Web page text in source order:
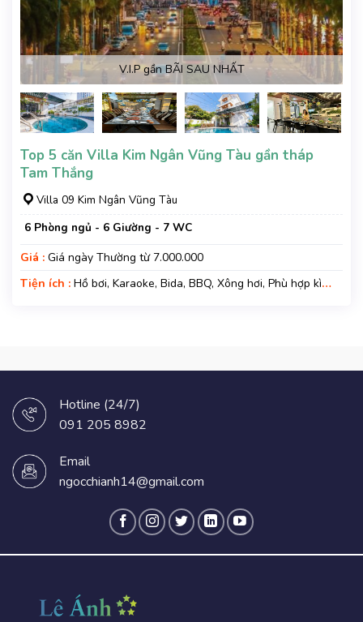
V.I.P gần BÃI SAU NHẤT
Top 5 căn Villa Kim Ngân Vũng Tàu gần tháp
Tam Thắng
Villa 09 Kim Ngân Vũng Tàu
6 Phòng ngủ - 6 Giường - 7 WC
Giá : Giá ngày Thường từ 7.000.000
Tiện ích : Hồ bơi, Karaoke, Bida, BBQ, Xông hơi, Phù hợp kì
Hotline (24/7)
091 205 8982
Email
ngocchianh14@gmail.com